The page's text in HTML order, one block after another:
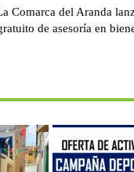
Comarca del Aranda
de asesoría en